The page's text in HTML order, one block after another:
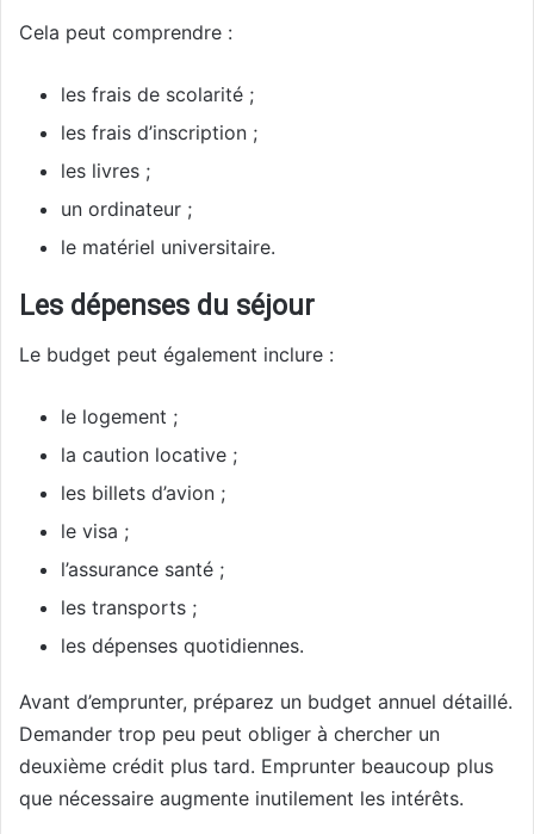
Cela peut comprendre :
les frais de scolarité ;
les frais d’inscription ;
les livres ;
un ordinateur ;
le matériel universitaire.
Les dépenses du séjour
Le budget peut également inclure :
le logement ;
la caution locative ;
les billets d’avion ;
le visa ;
l’assurance santé ;
les transports ;
les dépenses quotidiennes.
Avant d’emprunter, préparez un budget annuel détaillé.
Demander trop peu peut obliger à chercher un
deuxième crédit plus tard. Emprunter beaucoup plus
que nécessaire augmente inutilement les intérêts.